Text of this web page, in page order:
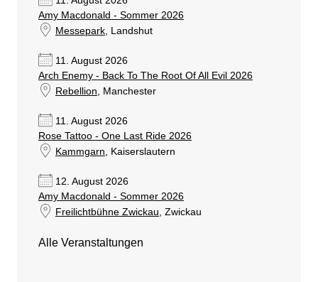
Amy Macdonald - Sommer 2026
Messepark, Landshut
11. August 2026
Arch Enemy - Back To The Root Of All Evil 2026
Rebellion , Manchester
11. August 2026
Rose Tattoo - One Last Ride 2026
Kammgarn , Kaiserslautern
12. August 2026
Amy Macdonald - Sommer 2026
Freilichtbühne Zwickau , Zwickau
Alle Veranstaltungen